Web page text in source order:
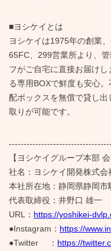
■ヨシケイとは
ヨシケイは1975年の創業
65FC、299営業所より、
フがご自宅に直接お届け
る専用BOXで鮮度も安心
配ボックスを無償で貸し
取りが可能です。
【ヨシケイグループ本部 会
社名：ヨシケイ開発株式会
本社所在地：静岡県静岡
代表取締役：井野口 雄一
URL： https://yoshikei-
●Instagram： https://
●Twitter ： https://